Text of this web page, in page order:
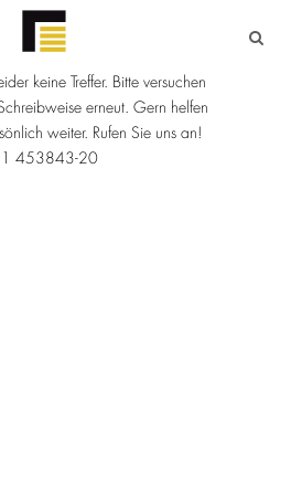
keine Treffer. Bitte versuchen
erneut. Gern helfen
weiter. Rufen Sie uns an!
453843-20